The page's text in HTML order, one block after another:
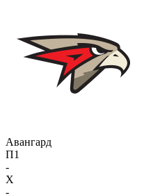
Авангард
П1
-
X
-